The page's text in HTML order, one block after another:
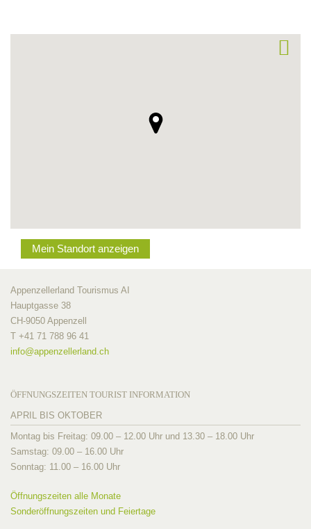
Mein Standort anzeigen
Appenzellerland Tourismus AI
Hauptgasse 38
CH-9050 Appenzell
T +41 71 788 96 41
info@appenzellerland.ch
ÖFFNUNGSZEITEN TOURIST INFORMATION
APRIL BIS OKTOBER
Montag bis Freitag: 09.00 – 12.00 Uhr und 13.30 – 18.00 Uhr
Samstag: 09.00 – 16.00 Uhr
Sonntag: 11.00 – 16.00 Uhr
Öffnungszeiten alle Monate
Sonderöffnungszeiten und Feiertage